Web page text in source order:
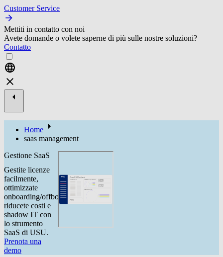
Customer Service
Mettiti in contatto con noi
Avete domande o volete saperne di più sulle nostre soluzioni?
Contatto
Home
saas management
Gestione SaaS
Gestite licenze
facilmente,
ottimizzate
onboarding/offboarding,
riducete costi e
shadow IT con
lo strumento
SaaS di USU.
Prenota una
demo